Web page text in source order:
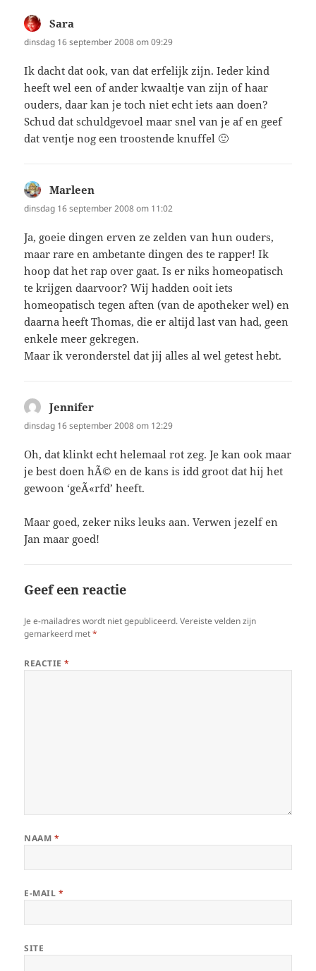
Sara
dinsdag 16 september 2008 om 09:29
Ik dacht dat ook, van dat erfelijk zijn. Ieder kind
heeft wel een of ander kwaaltje van zijn of haar
ouders, daar kan je toch niet echt iets aan doen?
Schud dat schuldgevoel maar snel van je af en geef
dat ventje nog een troostende knuffel 🙂
Marleen
dinsdag 16 september 2008 om 11:02
Ja, goeie dingen erven ze zelden van hun ouders,
maar rare en ambetante dingen des te rapper! Ik
hoop dat het rap over gaat. Is er niks homeopatisch
te krijgen daarvoor? Wij hadden ooit iets
homeopatisch tegen aften (van de apotheker wel) en
daarna heeft Thomas, die er altijd last van had, geen
enkele meer gekregen.
Maar ik veronderstel dat jij alles al wel getest hebt.
Jennifer
dinsdag 16 september 2008 om 12:29
Oh, dat klinkt echt helemaal rot zeg. Je kan ook maar
je best doen hÃ© en de kans is idd groot dat hij het
gewoon ‘geÃ«rfd’ heeft.
Maar goed, zeker niks leuks aan. Verwen jezelf en
Jan maar goed!
Geef een reactie
Je e-mailadres wordt niet gepubliceerd. Vereiste velden zijn
gemarkeerd met*
REACTIE*
NAAM *
E-MAIL *
SITE